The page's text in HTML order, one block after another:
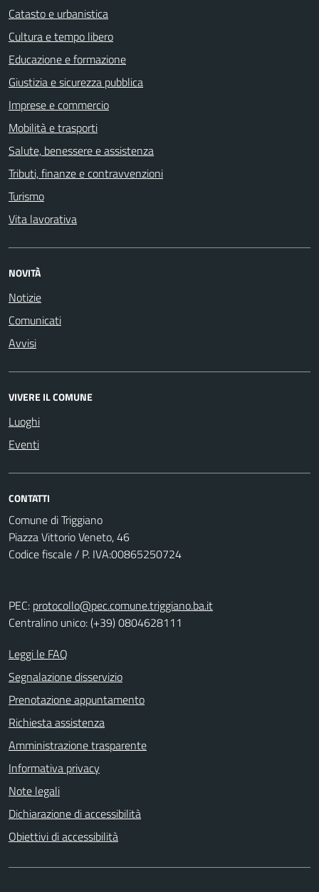
Catasto e urbanistica
Cultura e tempo libero
Educazione e formazione
Giustizia e sicurezza pubblica
Imprese e commercio
Mobilità e trasporti
Salute, benessere e assistenza
Tributi, finanze e contravvenzioni
Turismo
Vita lavorativa
NOVITÀ
Notizie
Comunicati
Avvisi
VIVERE IL COMUNE
Luoghi
Eventi
CONTATTI
Comune di Triggiano
Piazza Vittorio Veneto, 46
Codice fiscale / P. IVA:00865250724
PEC: protocollo@pec.comune.triggiano.ba.it
Centralino unico: (+39) 0804628111
Leggi le FAQ
Segnalazione disservizio
Prenotazione appuntamento
Richiesta assistenza
Amministrazione trasparente
Informativa privacy
Note legali
Dichiarazione di accessibilità
Obiettivi di accessibilità